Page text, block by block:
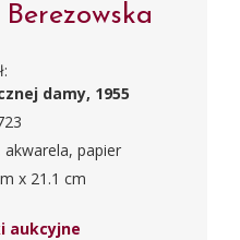
damy, 1955
papier
x 21.1 cm
aukcyjne